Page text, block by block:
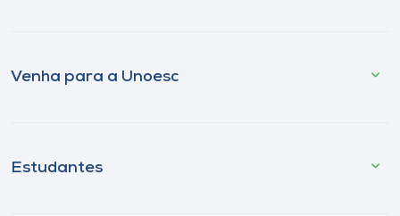
Venha para a Unoesc
Estudantes